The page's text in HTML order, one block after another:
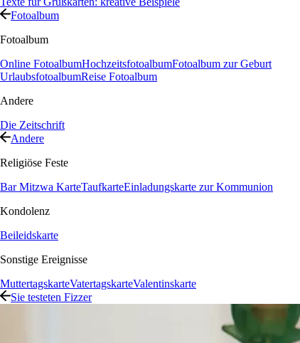
Fotoalbum
Fotoalbum
Online FotoalbumHochzeitsfotoalbumFotoalbum zur Geburt
UrlaubsfotoalbumReise Fotoalbum
Andere
Die Zeitschrift
Andere
Religiöse Feste
Bar Mitzwa KarteTaufkarteEinladungskarte zur Kommunion
Kondolenz
Beileidskarte
Sonstige Ereignisse
MuttertagskarteVatertagskarteValentinskarte
Sie testeten Fizzer